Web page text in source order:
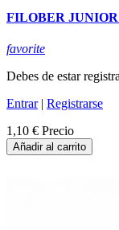
FILOBER JUNIOR
favorite
Debes de estar
Entrar| Registrarse
1,10 € Precio
Añadir al carrito